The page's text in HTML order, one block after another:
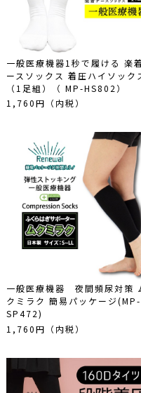
全ての商品カテゴリー
ファッション小物
ストッキング
イチ押しストッキン
ソックス･靴下
1200デニールタイツ
レギンス
アームカバー
UV紫外線対策ならア
サポーター
レッグカバー
インナー
一般医療機器1秒で履ける 楽
ースソックス 着圧ハイソック
（1足組）（ MP-HS802）
1,760円（内税）
一般医療機器 夜間頻尿対策
クミラク 簡易パッケージ(MP-
SP472)
1,760円（内税）